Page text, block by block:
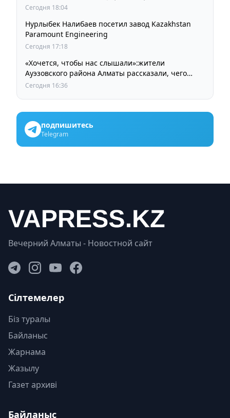
Сегодня 18:04
Нурлыбек Налибаев посетил завод Kazakhstan
Paramount Engineering
Сегодня 17:18
«Хочется, чтобы нас слышали»:жители
Ауэзовского района Алматы рассказали, чего
ждут от выборов депутатов Курултая
Сегодня 16:36
подпишитесь
Telegram
Вечерний Алматы - Новостной сайт
Сілтемелер
Біз туралы
Байланыс
Жарнама
Жазылу
Газет архиві
Байланыс